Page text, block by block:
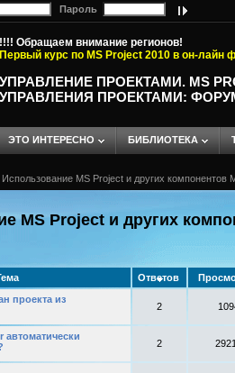
Пароль
!!!! Обращаем внимание регионов!
Первый курс по MS Project 2010 в он-лайн
УПРАВЛЕНИЕ ПРОЕКТАМИ. MS
УПРАВЛЕНИЯ ПРОЕКТАМИ:
ЭТО ИНТЕРЕСНО БИБЛИОТЕКА
Использование MS Project и других компонентов
MS Project и других
Ответов
проекта из
2
автоматически
2